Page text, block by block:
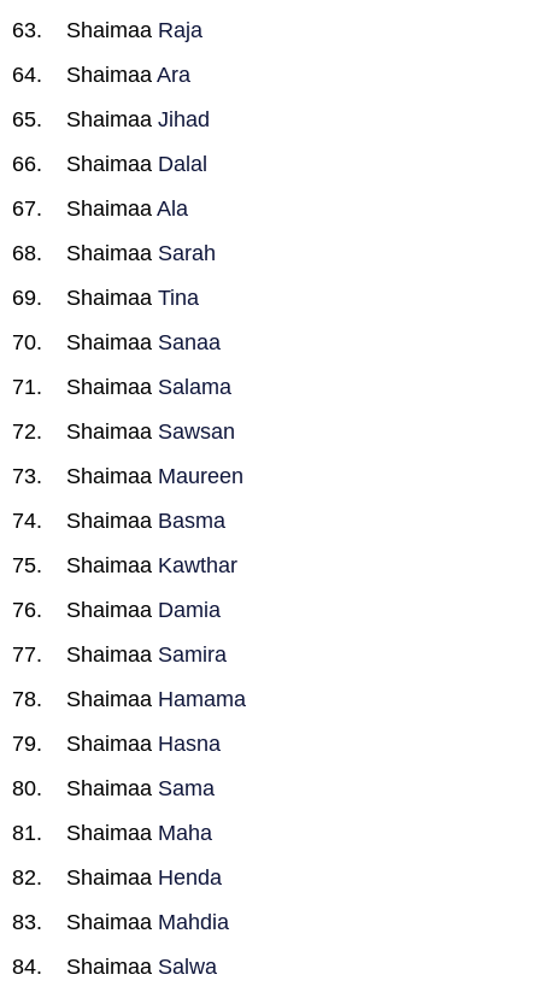
Shaimaa Raja
Shaimaa Ara
Shaimaa Jihad
Shaimaa Dalal
Shaimaa Ala
Shaimaa Sarah
Shaimaa Tina
Shaimaa Sanaa
Shaimaa Salama
Shaimaa Sawsan
Shaimaa Maureen
Shaimaa Basma
Shaimaa Kawthar
Shaimaa Damia
Shaimaa Samira
Shaimaa Hamama
Shaimaa Hasna
Shaimaa Sama
Shaimaa Maha
Shaimaa Henda
Shaimaa Mahdia
Shaimaa Salwa